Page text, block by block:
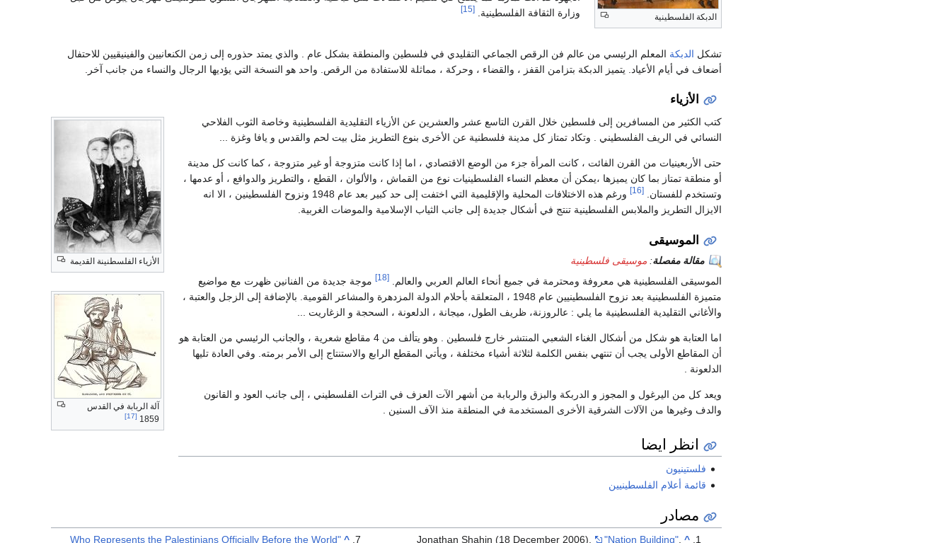
الدبكة الفلسطينية
وزارة الثقافة الفلسطينية.
[15]
تشكل الدبكة المعلم الرئيسي من عالم فن الرقص الجماعي التقليدي في فلسطين والمنطقة بشكل عام . والذي يمتد حذوره إلى زمن الكنعانيين والفينيقيين للاحتفال
أضعاف في أيام الأعياد. يتميز الدبكة بتزامن القفز ، والقضاء ، وحركة ، مماثلة للاستفادة من الرقص. واحد هو النسخة التي يؤديها الرجال والنساء من جانب آخر.
الأزياء
الأزياء الفلسطنينة القديمة
كتب الكثير من المسافرين إلى فلسطين خلال القرن التاسع عشر والعشرين عن الأزياء التقليدية الفلسطينية وخاصة الثوب الفلاحي
النسائي في الريف الفلسطيني . وتكاد تمتاز كل مدينة فلسطنية عن الأخرى بنوع التطريز مثل بيت لحم والقدس و يافا وغزة ...
حتى الأربعينيات من القرن الفائت ، كانت المرأة جزء من الوضع الاقتصادي ، اما إذا كانت متزوجة أو غير متزوجة ، كما كانت كل مدينة
أو منطقة تمتاز بما كان يميزها ،يمكن أن معظم النساء الفلسطينيات نوع من القماش ، والألوان ، القطع ، والتطريز والدوافع ، أو عدمها ،
وتستخدم للفستان. [16]
ورغم هذه الاختلافات المحلية والإقليمية التي اختفت إلى حد كبير بعد عام 1948 ونزوح الفلسطينين ، الا انه
الايزال التطريز والملابس الفلسطينية تنتج في أشكال جديدة إلى جانب الثياب الإسلامية والموضات الغربية.
الموسيقى
مقالة مفصلة: موسيقى فلسطينية
آلة الربابة في القدس
1859
[17]
الموسيقى الفلسطينية هي معروفة ومحترمة في جميع أنحاء العالم العربي والعالم. [18]
موجة جديدة من الفنانين ظهرت مع مواضيع
متميزة الفلسطينية بعد نزوح الفلسطينيين عام 1948 ، المتعلقة بأحلام الدولة المزدهرة والمشاعر القومية. بالإضافة إلى الزجل والعتبة ،
والأغاني التقليدية الفلسطينية ما يلي : عالروزنة، ظريف الطول، ميجانة ، الدلعونة ، السحجة و الزغاريت ...
اما العتابة هو شكل من أشكال الغناء الشعبي المنتشر خارج فلسطين . وهو يتألف من 4 مقاطع شعرية ، والجانب الرئيسي من العتابة هو
أن المقاطع الأولى يجب أن تنتهي بنفس الكلمة لثلاثة أشياء مختلفة ، ويأتي المقطع الرابع والاستنتاج إلى الأمر برمته. وفي العادة تليها
الدلعونة .
ويعد كل من اليرغول و المجوز و الدربكة والبزق والربابة من أشهر الآت العزف في التراث الفلسطيني ، إلى جانب العود و القانون
والدف وغيرها من الآلات الشرقية الأخرى المستخدمة في المنطقة منذ الآف السنين .
انظر ايضا
فلستينيون
قائمة أعلام الفلسطينيين
مصادر
^
Jonathan Shahin (18 December 2006). "Nation Building".
^
"Who Represents the Palestinians Officially Before the World